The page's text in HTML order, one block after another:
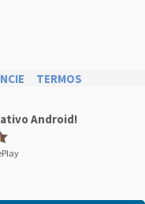
TERMOS
Android!